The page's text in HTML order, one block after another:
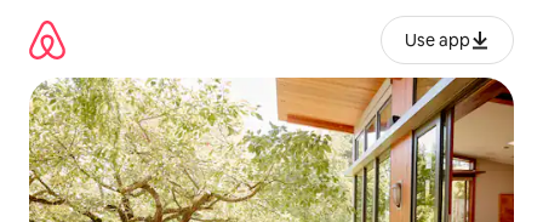
გადასვლა
Use app